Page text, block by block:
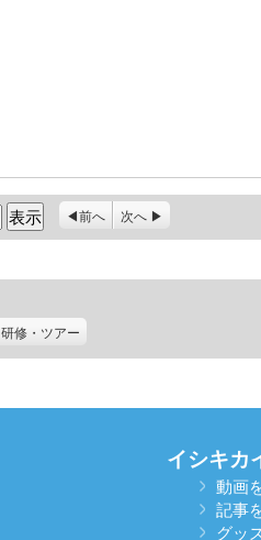
前へ 次へ
研修・ツアー
イシキカ
動画
記事
グッ